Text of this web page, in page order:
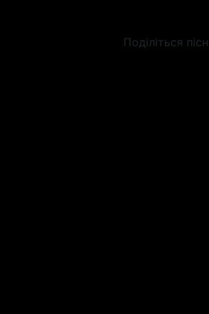
Поділіться